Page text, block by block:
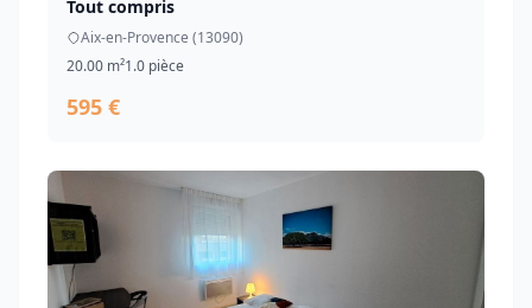
Tout compris
Aix-en-Provence (13090)
20.00 m²1.0 pièce
595 €